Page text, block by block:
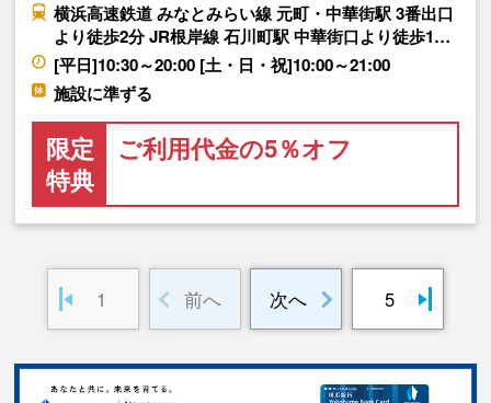
横浜高速鉄道 みなとみらい線 元町・中華街駅 3番出口
より徒歩2分 JR根岸線 石川町駅 中華街口より徒歩1…
[平日]10:30～20:00 [土・日・祝]10:00～21:00
施設に準ずる
限定
特典
ご利用代金の5％オフ
1 前へ 次へ 5